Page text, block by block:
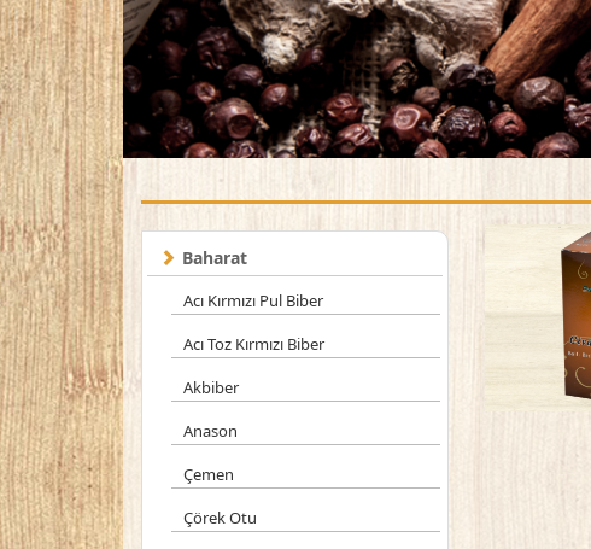
Baharat
Acı Kırmızı Pul Biber
Acı Toz Kırmızı Biber
Akbiber
Anason
Çemen
Çörek Otu